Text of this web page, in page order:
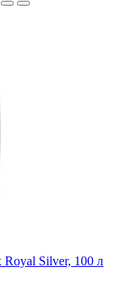
Royal Silver, 100 л